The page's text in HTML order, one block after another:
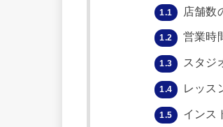
1.1 店舗数
1.2 営業時
1.3 スタジ
1.4 レッス
1.5 インス